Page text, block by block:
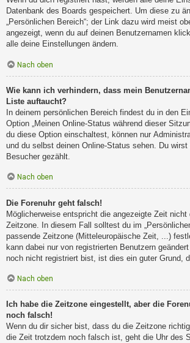
Datenbank des Boards gespeichert. Um diese zu
„Persönlichen Bereich“; der Link dazu wird meist
angezeigt, wenn du auf deinen Benutzernamen
alle deine Einstellungen ändern.
Nach oben
Wie kann ich verhindern, dass mein
Liste auftaucht?
In deinem persönlichen Bereich findest du in den
Option „Meinen Online-Status während dieser
du diese Option einschaltest, können nur
und du selbst deinen Online-Status sehen. Du
Besucher gezählt.
Nach oben
Die Forenuhr geht falsch!
Möglicherweise entspricht die angezeigte Zeit nicht
Zeitzone. In diesem Fall solltest du im
passende Zeitzone (Mitteleuropäische Zeit, ...)
kann dabei nur von registrierten Benutzern
noch nicht registriert bist, ist dies ein guter Grund,
Nach oben
Ich habe die Zeitzone eingestellt, aber die
noch falsch!
Wenn du dir sicher bist, dass du die Zeitzone
die Zeit trotzdem noch falsch ist, geht die Uhr des